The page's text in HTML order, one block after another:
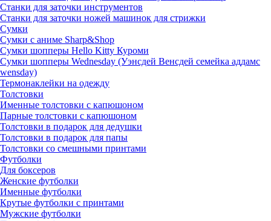
Станки для заточки инструментов
Станки для заточки ножей машинок для стрижки
Сумки
Сумки с аниме Sharp&Shop
Сумки шопперы Hello Kitty Куроми
Сумки шопперы Wednesday (Уэнсдей Венсдей семейка аддамс
wensday)
Термонаклейки на одежду
Толстовки
Именные толстовки с капюшоном
Парные толстовки с капюшоном
Толстовки в подарок для дедушки
Толстовки в подарок для папы
Толстовки со смешными принтами
Футболки
Для боксеров
Женские футболки
Именные футболки
Крутые футболки с принтами
Мужские футболки